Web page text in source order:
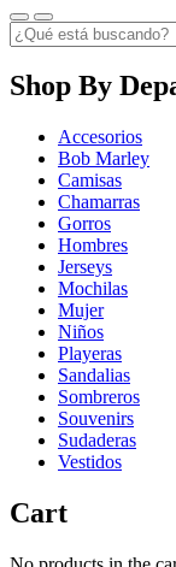
Shop By
Accesorios
Bob Marley
Camisas
Chamarras
Gorros
Hombres
Jerseys
Mochilas
Mujer
Niños
Playeras
Sandalias
Sombreros
Souvenirs
Sudaderas
Vestidos
Cart